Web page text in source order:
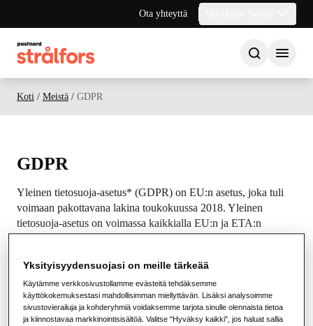
Ota yhteyttä
Koti / Meistä / GDPR
GDPR
Yleinen tietosuoja-asetus* (GDPR) on EU:n asetus, joka tuli
voimaan pakottavana lakina toukokuussa 2018. Yleinen
tietosuoja-asetus on voimassa kaikkialla EU:n ja ETA:n
alueella, ja se täydentää kansallista tietosuojalainsäädäntöä.
Esimerkkejä uuden lain mukanaan tuomista merkittävistä
muutoksista ovat muun muassa lisääntyneet dokumentaatiota,
prosesseja ja tietoturvaa koskevat vaatimukset sekä
tietosuojavastaavan (DPO) nimittäminen organisaatioon.
Yksityisyydensuojasi on meille tärkeää
Käytämme verkkosivustollamme evästeitä tehdäksemme
käyttökokemuksestasi mahdollisimman miellyttävän. Lisäksi analysoimme
sivustovierailuja ja kohderyhmiä voidaksemme tarjota sinulle olennaista tietoa
ja kiinnostavaa markkinointisisältöä. Valitse "Hyväksy kaikki", jos haluat sallia